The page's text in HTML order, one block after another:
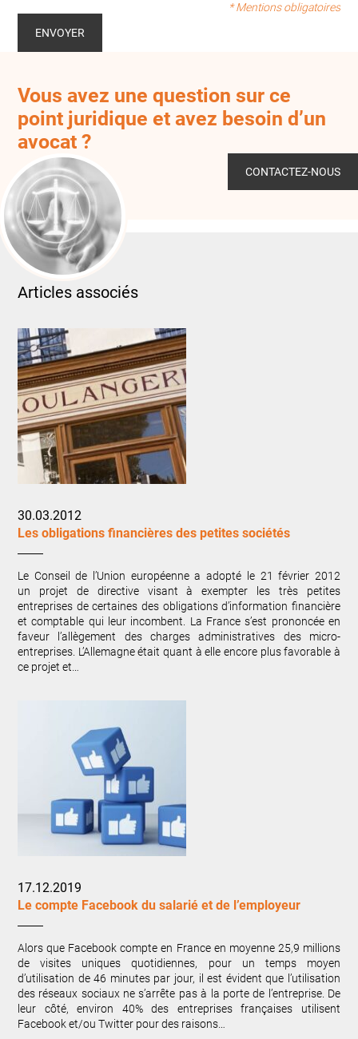
* Mentions obligatoires
Vous avez une question sur ce
point juridique et avez besoin d’un
avocat ?
CONTACTEZ-NOUS
Articles associés
30.03.2012
Les obligations financières des petites sociétés
Le Conseil de l’Union européenne a adopté le 21 février 2012
un projet de directive visant à exempter les très petites
entreprises de certaines des obligations d’information financière
et comptable qui leur incombent. La France s’est prononcée en
faveur l’allègement des charges administratives des micro-
entreprises. L’Allemagne était quant à elle encore plus favorable à
ce projet et…
17.12.2019
Le compte Facebook du salarié et de l’employeur
Alors que Facebook compte en France en moyenne 25,9 millions
de visites uniques quotidiennes, pour un temps moyen
d’utilisation de 46 minutes par jour, il est évident que l’utilisation
des réseaux sociaux ne s’arrête pas à la porte de l’entreprise. De
leur côté, environ 40% des entreprises françaises utilisent
Facebook et/ou Twitter pour des raisons…